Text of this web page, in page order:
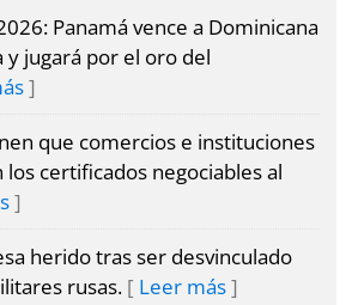
Panamá vence a Dominicana
y jugará por el oro del
que comercios e instituciones
los certificados negociables al
herido tras ser desvinculado
rusas.
Leer más